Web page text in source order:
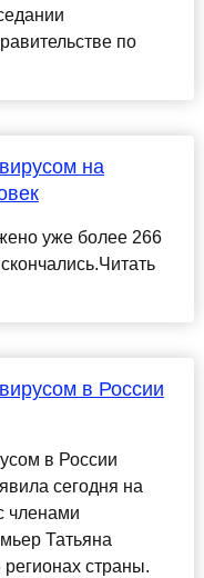
по
на
уже более 266
в России
в России
сегодня на
членами
Татьяна
страны.